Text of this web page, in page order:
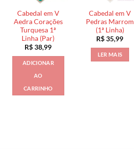
Cabedal em V
Aedra Corações
Turquesa 1ª
Linha (Par)
R$38,99
ADICIONAR
AO
CARRINHO
Cabedal em V
Pedras Marrom
(1ª Linha)
R$35,99
LER MAIS